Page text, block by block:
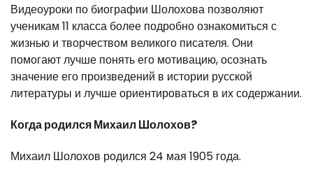
Видеоуроки по биографии Шолохова позволяют
ученикам 11 класса более подробно ознакомиться с
жизнью и творчеством великого писателя. Они
помогают лучше понять его мотивацию, осознать
значение его произведений в истории русской
литературы и лучше ориентироваться в их содержании.
Когда родился Михаил Шолохов?
Михаил Шолохов родился 24 мая 1905 года.